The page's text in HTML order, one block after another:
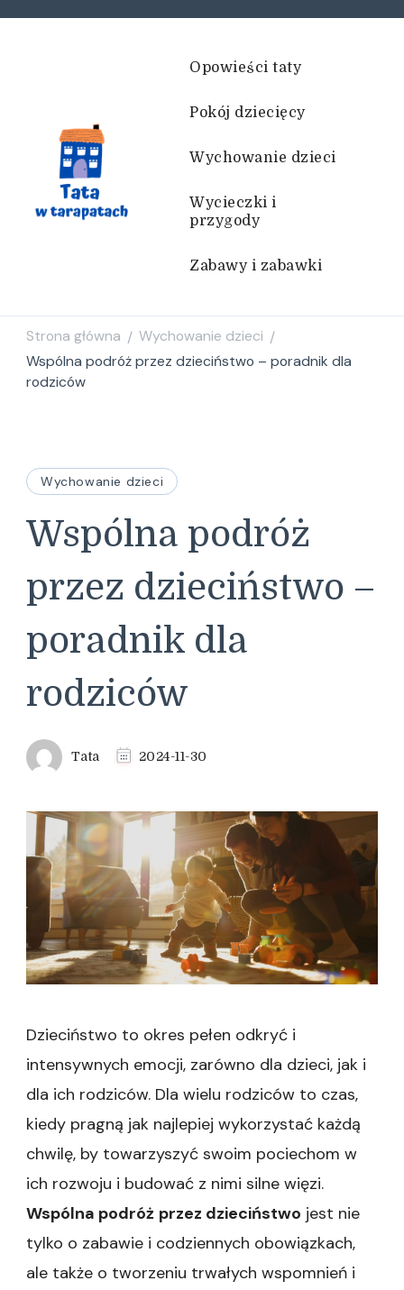
Tata w tarapatach
Opowieści taty
Pokój dziecięcy
Wychowanie dzieci
Wycieczki i
przygody
Zabawy i zabawki
Strona główna / Wychowanie dzieci /
Wspólna podróż przez dzieciństwo – poradnik dla
rodziców
Wychowanie dzieci
Wspólna podróż
przez dzieciństwo –
poradnik dla
rodziców
Tata 2024-11-30
Dzieciństwo to okres pełen odkryć i
intensywnych emocji, zarówno dla dzieci, jak i
dla ich rodziców. Dla wielu rodziców to czas,
kiedy pragną jak najlepiej wykorzystać każdą
chwilę, by towarzyszyć swoim pociechom w
ich rozwoju i budować z nimi silne więzi.
Wspólna podróż przez dzieciństwo jest nie
tylko o zabawie i codziennych obowiązkach,
ale także o tworzeniu trwałych wspomnień i